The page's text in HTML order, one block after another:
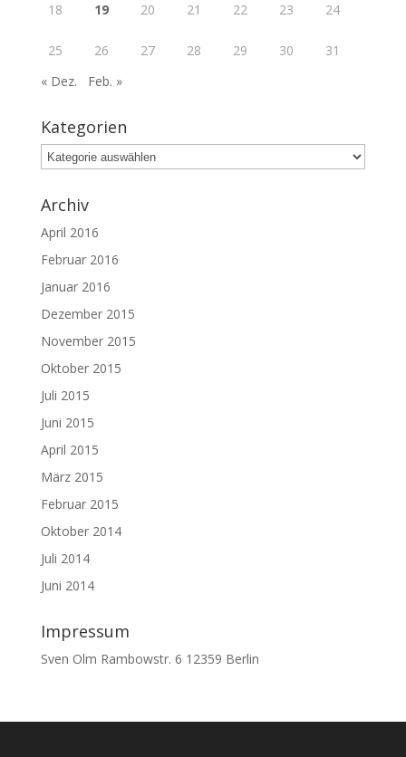
18 19 20 21 22 23 24
25 26 27 28 29 30
31
« Dez.
Feb. »
Kategorien
Kategorien
Archiv
April 2016
Februar 2016
Januar 2016
Dezember 2015
November 2015
Oktober 2015
Juli 2015
Juni 2015
April 2015
März 2015
Februar 2015
Oktober 2014
Juli 2014
Juni 2014
Impressum
Sven Olm Rambowstr. 6 12359 Berlin